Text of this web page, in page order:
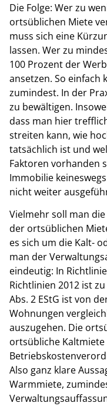
Die Folge: Wer zu
ortsüblichen Miete
muss sich eine
lassen. Wer zu
100 Prozent der
ansetzen. So einfach
zumindest. In der
zu bewältigen.
dass man hier
streiten kann, wie
tatsächlich ist und
Faktoren vorhanden
Immobilie
nicht weiter
Vielmehr soll man
der ortsüblichen
es sich um die Kalt-
man der
eindeutig: In
Richtlinien 2012 ist zu
Abs. 2 EStG ist von
Wohnungen
auszugehen. Die
ortsübliche
Also ganz klare
Warmmiete,